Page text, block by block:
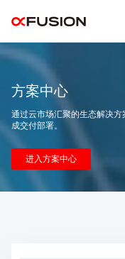
方案中心
通过云市场汇聚的生态解决
成交付部署。
进入方案中心